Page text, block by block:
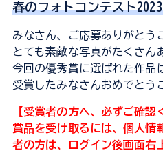
春のフォトコンテスト
みなさん、ご応募ありがとう
とても素敵な写真がたくさん
今回の優秀賞に選ばれた作品
受賞したみなさんおめでとう
【受賞者の方へ、必ずご確認
賞品を受け取るには、個人情
者の方は、ログイン後画面右